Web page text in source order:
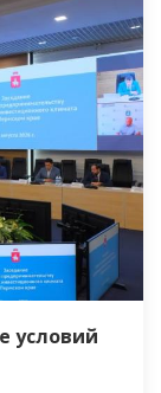
условий